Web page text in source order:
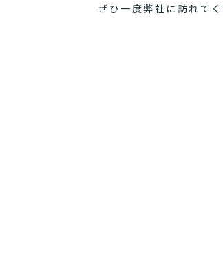
ぜひ一度弊社に訪れてく